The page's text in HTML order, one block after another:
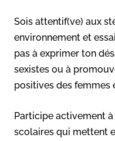
Sois attentif(ve) aux
environnement et
pas à exprimer ton
sexistes ou à
positives des femmes
Participe activement
scolaires qui mettent